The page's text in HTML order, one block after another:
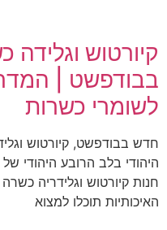
קיורטוש וגלידה
בבודפשט |
לשומרי כשרות
חדש בבודפשט, קיורטוש
היהודי בלב הרובע היהודי
חנות קיורטוש וגלידריה
האיכותיות תוכלו למצוא